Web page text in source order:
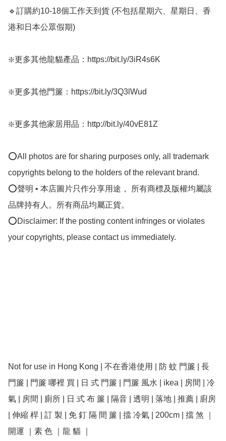
🔹訂購約10-18個工作天到貨 (不包括星期六、星期日、香
港和日本公眾假期) ﻿
❇️更多其他龍貓產品：https://bit.ly/3iR4s6K
❇️更多其他門簾：https://bit.ly/3Q3lWud
❇️更多其他家居用品：http://bit.ly/40vE81Z
⭕All photos are for sharing purposes only, all trademark
copyrights belong to the holders of the relevant brand.
⭕聲明 • 本店圖片只作分享用途， 所有商標及版權均屬該
品牌持有人。所有商品均屬正貨。
⭕Disclaimer: If the posting content infringes or violates
your copyrights, please contact us immediately.
Not for use in Hong Kong | 不在香港使用 | 防 蚊 門簾 | 長
門簾 | 門簾 哪裡 買 | 日 式 門簾 | 門簾 風水 | ikea | 房間 | 冷
氣 | 房間 | 廁所 | 日 式 布 簾 | 隔音 | 透明 | 落地 | 推薦 | 廚房
| 伸縮 桿 | 訂 製 | 免 釘 隔 間 簾 | 擋 冷氣 | 200cm | 擋 煞 ｜
開運 ｜素 色 ｜龍 貓 ｜